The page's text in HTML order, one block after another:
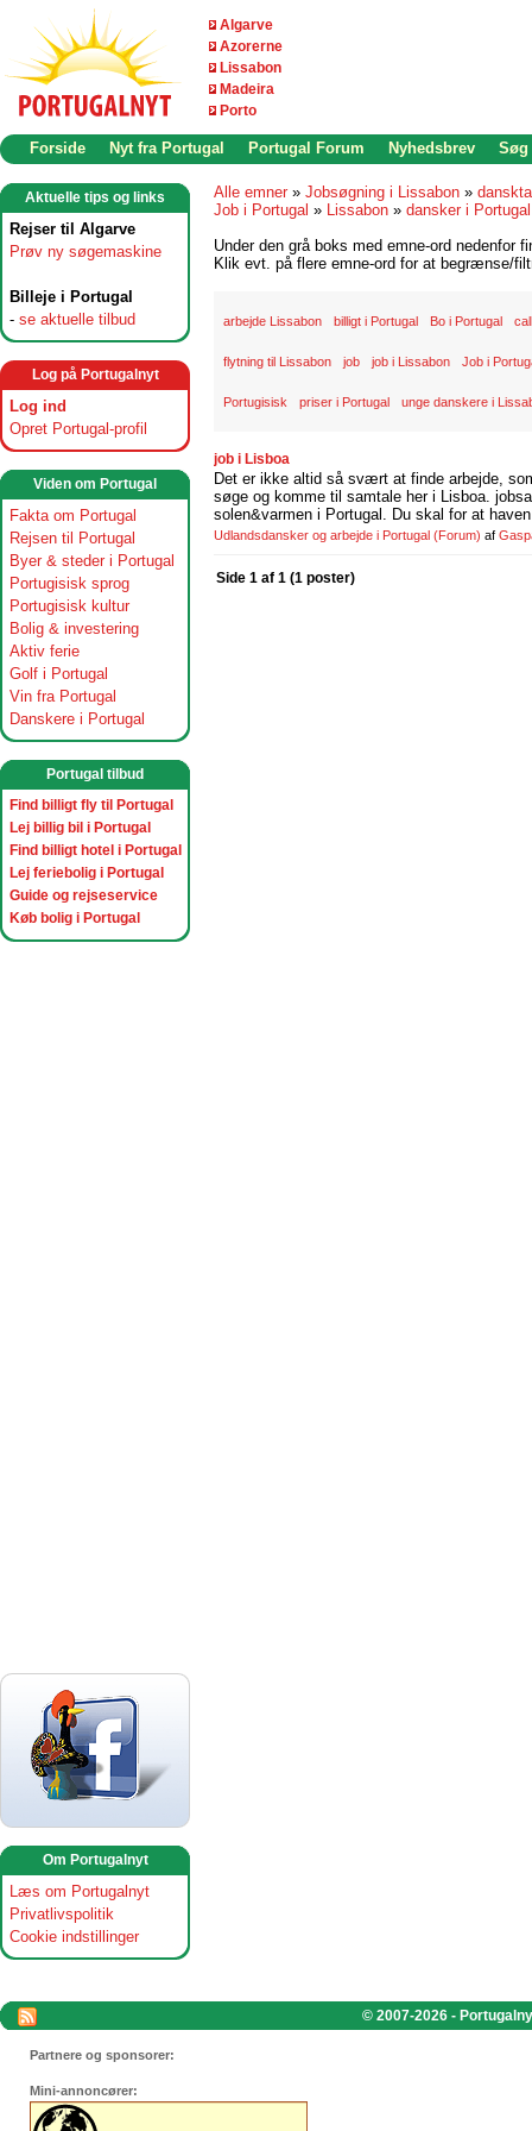
Algarve
Azorerne
Lissabon
Madeira
Porto
Forside Nyt fra Portugal Portugal Forum Nyhedsbrev Søg
Aktuelle tips og links
Rejser til Algarve
Prøv ny søgemaskine
Billeje i Portugal
- se aktuelle tilbud
Log på Portugalnyt
Log ind
Opret Portugal-profil
Viden om Portugal
Fakta om Portugal
Rejsen til Portugal
Byer & steder i Portugal
Portugisisk sprog
Portugisisk kultur
Bolig & investering
Aktiv ferie
Golf i Portugal
Vin fra Portugal
Danskere i Portugal
Portugal tilbud
Find billigt fly til Portugal
Lej billig bil i Portugal
Find billigt hotel i Portugal
Lej feriebolig i Portugal
Guide og rejseservice
Køb bolig i Portugal
Om Portugalnyt
Læs om Portugalnyt
Privatlivspolitik
Cookie indstillinger
Alle emner » Jobsøgning i Lissabon »
Job i Portugal » Lissabon » dansker i Portugal
Under den grå boks med emne-ord nedenfor
Klik evt. på flere emne-ord for at begrænse/
arbejde Lissabon billigt i Portugal Bo i Portugal
flytning til Lissabon job job i Lissabon Job i
Portugisisk priser i Portugal unge danskere i
job i Lisboa
Det er ikke altid så svært at finde arbejde,
søge og komme til samtale her i Lisboa.
solen&varmen i Portugal. Du skal for at
Udlandsdansker og arbejde i Portugal (Forum) af
Side 1 af 1 (1 poster)
© 2007-2026 -
Partnere og sponsorer:
Mini-annoncører: